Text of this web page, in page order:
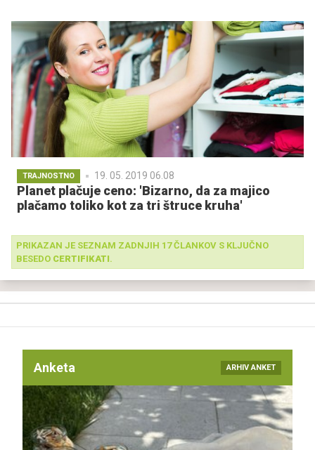
TRAJNOSTNO 19. 05. 2019 06.08
Planet plačuje ceno: 'Bizarno, da za majico
plačamo toliko kot za tri štruce kruha'
PRIKAZAN JE SEZNAM ZADNJIH 17 ČLANKOV S KLJUČNO
BESEDO CERTIFIKATI.
Anketa ARHIV ANKET